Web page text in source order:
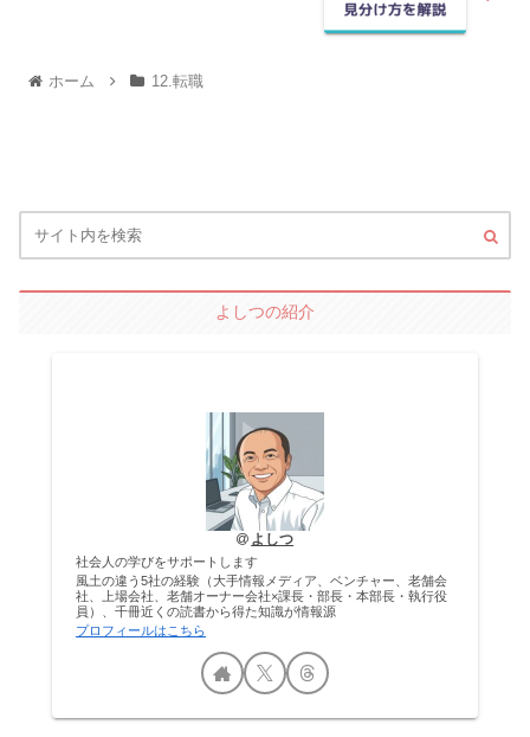
ホーム 12.転職
よしつの紹介
よしつ
社会人の学びをサポートします
風土の違う5社の経験（大手情報メディア、ベンチャー、老舗会
社、上場会社、老舗オーナー会社×課長・部長・本部長・執行役
員）、千冊近くの読書から得た知識が情報源
プロフィールはこちら